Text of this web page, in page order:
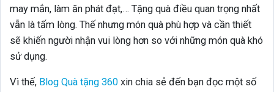
may mắn, làm ăn phát đạt,… Tặng quà điều quan trọng nhất
vẫn là tấm lòng. Thế nhưng món quà phù hợp và cần thiết
sẽ khiến người nhận vui lòng hơn so với những món quà khó
sử dụng.
Vì thế, Blog Quà tặng 360 xin chia sẻ đến bạn đọc một số